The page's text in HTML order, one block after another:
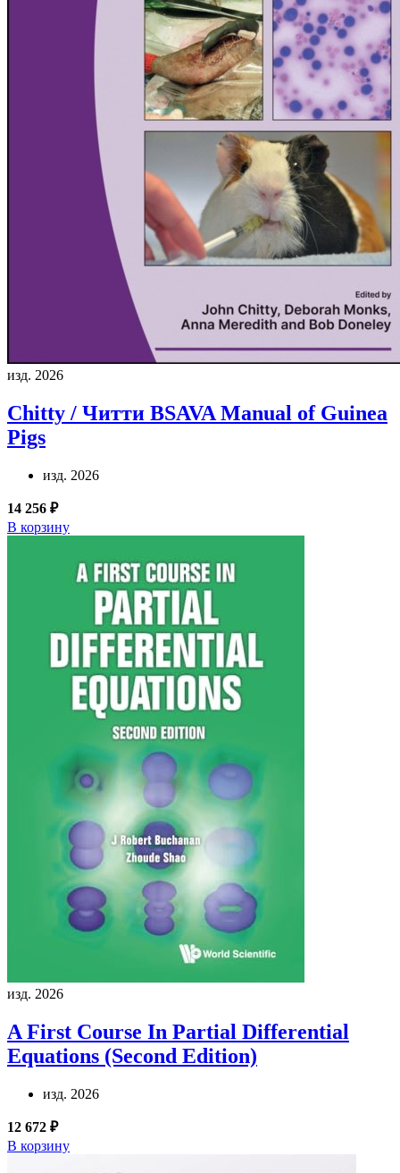
изд. 2026
Chitty / Читти BSAVA Manual of Guinea
Pigs
изд. 2026
14 256 ₽
В корзину
изд. 2026
A First Course In Partial Differential
Equations (Second Edition)
изд. 2026
12 672 ₽
В корзину